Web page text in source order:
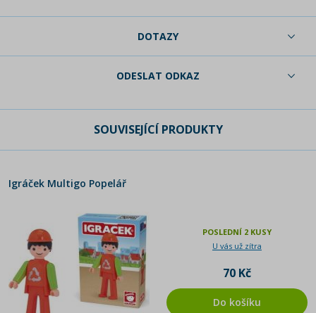
DOTAZY
ODESLAT ODKAZ
SOUVISEJÍCÍ PRODUKTY
Igráček Multigo Popelář
POSLEDNÍ 2 KUSY
U vás už zítra
70 Kč
Do košíku